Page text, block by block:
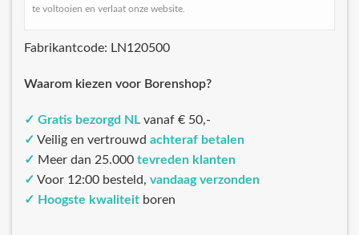
te voltooien en verlaat onze website.
Fabrikantcode: LN120500
Waarom kiezen voor Borenshop?
✓ Gratis bezorgd NL vanaf € 50,-
✓ Veilig en vertrouwd achteraf betalen
✓ Meer dan 25.000 tevreden klanten
✓ Voor 12:00 besteld, vandaag verzonden
✓ Hoogste kwaliteit boren